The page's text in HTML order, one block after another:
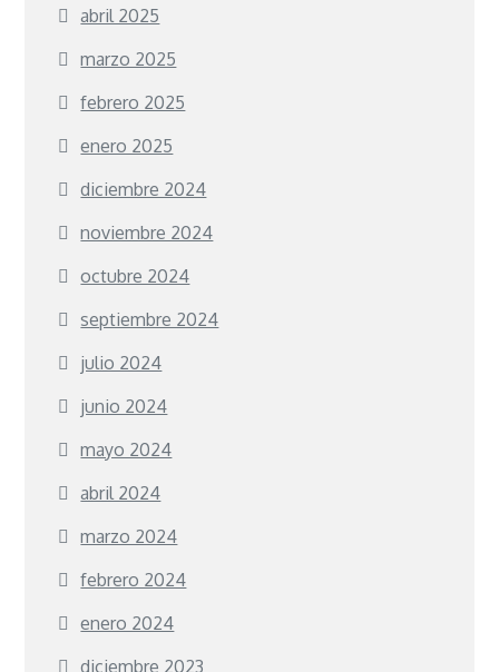
abril 2025
marzo 2025
febrero 2025
enero 2025
diciembre 2024
noviembre 2024
octubre 2024
septiembre 2024
julio 2024
junio 2024
mayo 2024
abril 2024
marzo 2024
febrero 2024
enero 2024
diciembre 2023